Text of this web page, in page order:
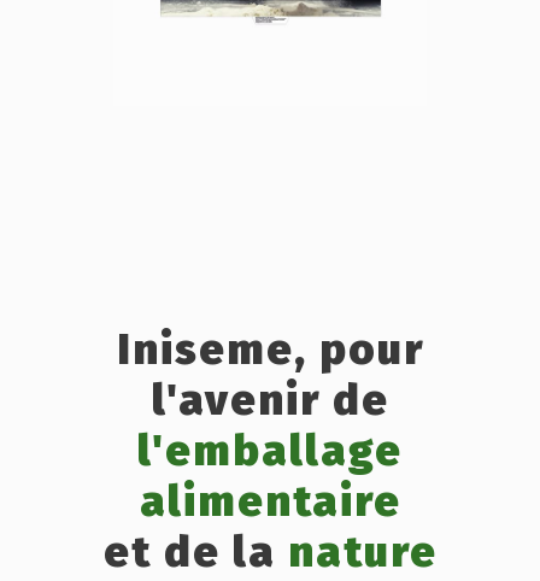
Iniseme, pour
l'avenir de
l'emballage
alimentaire
et de la nature